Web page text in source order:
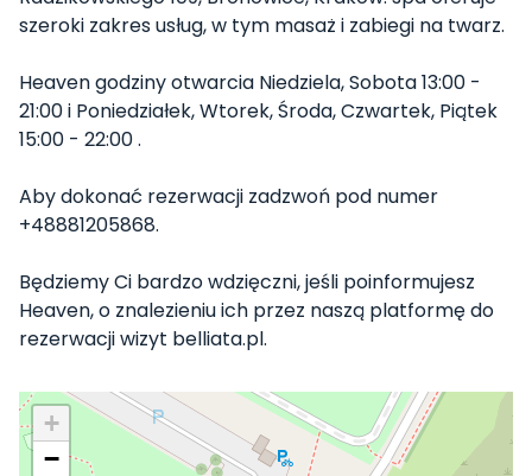
szeroki zakres usług, w tym masaż i zabiegi na twarz.
Heaven godziny otwarcia Niedziela, Sobota 13:00 -
21:00 i Poniedziałek, Wtorek, Środa, Czwartek, Piątek
15:00 - 22:00 .
Aby dokonać rezerwacji zadzwoń pod numer
+48881205868.
Będziemy Ci bardzo wdzięczni, jeśli poinformujesz
Heaven, o znalezieniu ich przez naszą platformę do
rezerwacji wizyt belliata.pl.
+
−